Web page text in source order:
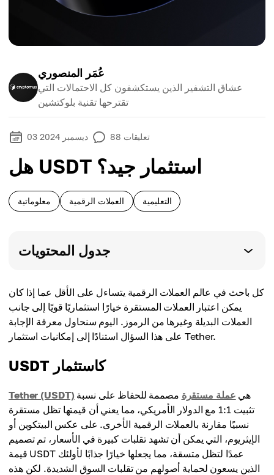
عُمَر المنصوري
عشاق التشفير الذين يستكشفون كل الاحتمالات التي
تقترحها تقنية بلوكتشين
03 ديسمبر 2024 88 تعليقات
هل USDT استثمار جيد؟
معلوماتية العملات الرقمية التعليمية
جدول المحتويات
كل باحث في عالم العملات الرقمية يتساءل على الأقل عما إذا كان
يمكن اعتبار العملات المستقرة خيارًا استثماريًا قويًا إلى جانب
العملات البديلة وغيرها من الرموز. اليوم سنحاول معرفة الإجابة
على هذا السؤال استنادًا إلى إمكانيات استثمار Tether.
USDT كاستثمار
Tether (USDT) هي عملة مستقرة مصممة للحفاظ على نسبة
تثبيت 1:1 مع الدولار الأمريكي، مما يعني أن قيمتها تظل مستقرة
نسبيًا مقارنة بالعملات الرقمية الأخرى. على عكس البيتكوين أو
الإيثريوم، التي يمكن أن تشهد تقلبات كبيرة في الأسعار، تم تصميم
قيمة USDT عمدًا لتظل متسقة، مما يجعلها خيارًا جذابًا لأولئك
الذين يسعون لحماية أصولهم من تقلبات السوق الشديدة. لكن هذه